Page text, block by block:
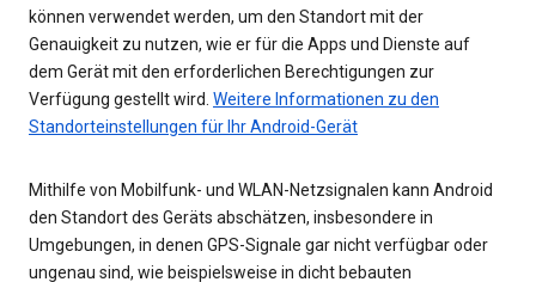
können verwendet werden, um den Standort mit der
Genauigkeit zu nutzen, wie er für die Apps und Dienste auf
dem Gerät mit den erforderlichen Berechtigungen zur
Verfügung gestellt wird. Weitere Informationen zu den
Standorteinstellungen für Ihr Android-Gerät
Mithilfe von Mobilfunk- und WLAN-Netzsignalen kann Android
den Standort des Geräts abschätzen, insbesondere in
Umgebungen, in denen GPS-Signale gar nicht verfügbar oder
ungenau sind, wie beispielsweise in dicht bebauten